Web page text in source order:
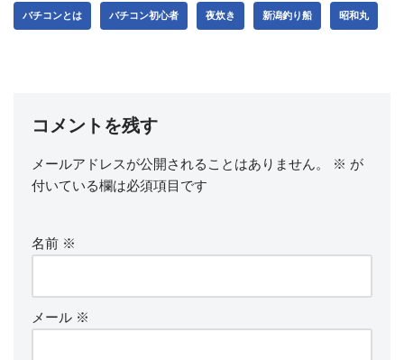
バチコンとは バチコン初心者 夜炊き 新潟釣り船 昭和丸
コメントを残す
メールアドレスが公開されることはありません。 ※ が
付いている欄は必須項目です
名前 ※
メール ※